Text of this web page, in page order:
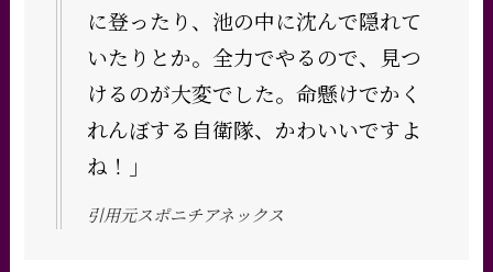
に登ったり、池の中に沈んで隠れて
いたりとか。全力でやるので、見つ
けるのが大変でした。命懸けでかく
れんぼする自衛隊、かわいいですよ
ね！」
引用元スポニチアネックス